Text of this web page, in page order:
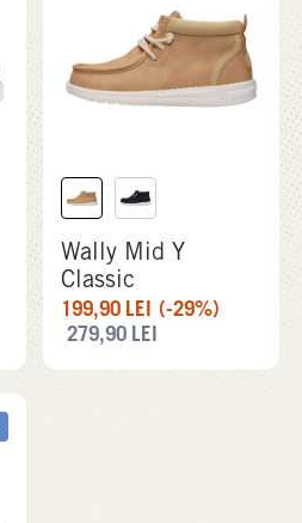
Wally Mid Y
Classic
199,90 LEI (-29%)
279,90 LEI